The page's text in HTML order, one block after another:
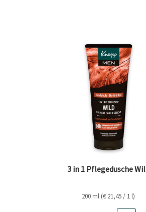
3 in 1 Pflegedusche
200 ml (€ 21,45 / 1 l)